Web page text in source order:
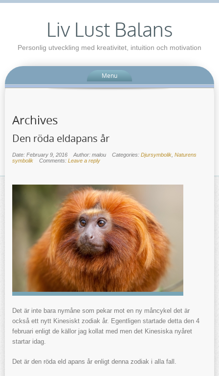
Liv Lust Balans
Personlig utveckling med kreativitet, intuition och motivation
Menu
Archives
Den röda eldapans år
Date: February 9, 2016 Author: malou Categories: Djursymbolik, Naturens
symbolik
Comments: Leave a reply
Det är inte bara nymåne som pekar mot en ny måncykel det är
också ett nytt Kinesiskt zodiak år. Egentligen startade detta den 4
februari enligt de källor jag kollat med men det Kinesiska nyåret
startar idag.
Det är den röda eld apans år enligt denna zodiak i alla fall.